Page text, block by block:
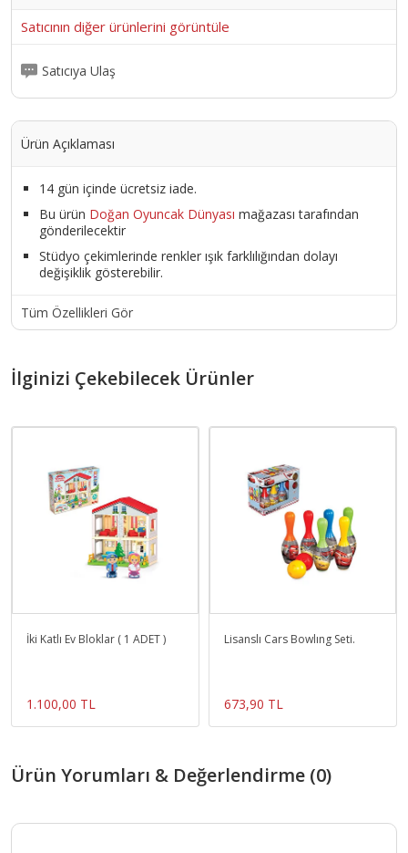
Satıcının diğer ürünlerini görüntüle
Satıcıya Ulaş
Ürün Açıklaması
14 gün içinde ücretsiz iade.
Bu ürün Doğan Oyuncak Dünyası mağazası tarafından
gönderilecektir
Stüdyo çekimlerinde renkler ışık farklılığından dolayı
değişiklik gösterebilir.
Tüm Özellikleri Gör
İlginizi Çekebilecek Ürünler
İki Katlı Ev Bloklar ( 1 ADET )
1.100,00 TL
Lisanslı Cars Bowlıng Seti.
673,90 TL
Ürün Yorumları & Değerlendirme (0)